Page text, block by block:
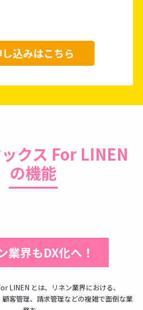
し込みはこちら
クス For LINEN
の機能
業界もDX化へ！
LINEN とは、リネン業界における、
客管理、請求管理などの複雑で面倒な業